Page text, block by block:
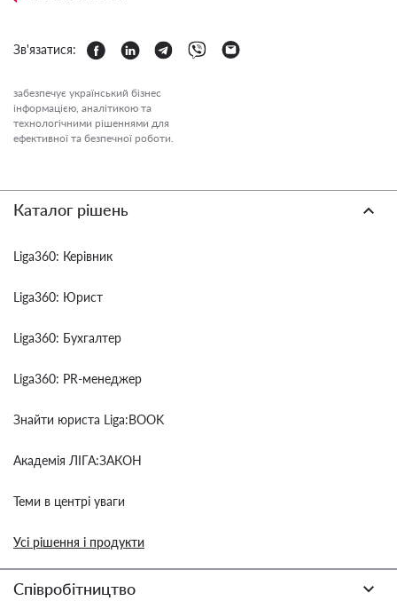
Зв'язатися:
забезпечує український бізнес
інформацією, аналітикою та
технологічними рішеннями для
ефективної та безпечної роботи.
Каталог рішень
Liga360: Керівник
Liga360: Юрист
Liga360: Бухгалтер
Liga360: PR-менеджер
Знайти юриста Liga:BOOK
Академія ЛІГА:ЗАКОН
Теми в центрі уваги
Усі рішення і продукти
Співробітництво